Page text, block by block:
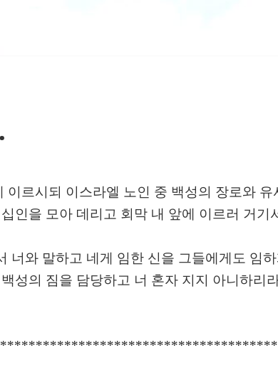
이르시되 이스라엘 노인 중 백성의 장로와 유
인을 모아 데리고 회막 내 앞에 이르러 거기
너와 말하고 네게 임한 신을 그들에게도 임
성의 짐을 담당하고 너 혼자 지지 아니하리